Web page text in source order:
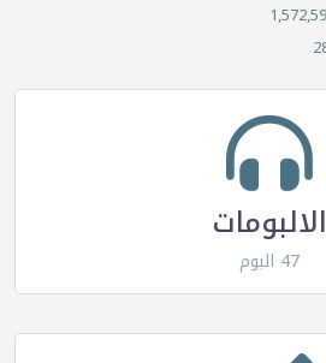
الالبومات
47 البوم